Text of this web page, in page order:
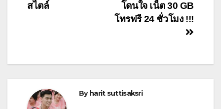
โดนใจ เน็ต 30 GB
โทรฟรี 24 ชั่วโมง !!!
สไตล์
By harit suttisaksri